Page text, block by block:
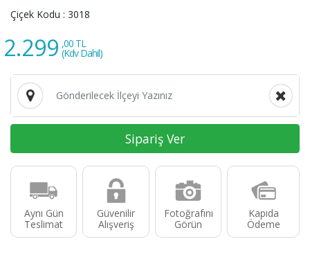
Çiçek Kodu : 3018
2.299 ,00 TL
(Kdv Dahil)
Sipariş Ver
Aynı Gün
Teslimat
Güvenilir
Alışveriş
Fotoğrafını
Görün
Kapıda
Ödeme